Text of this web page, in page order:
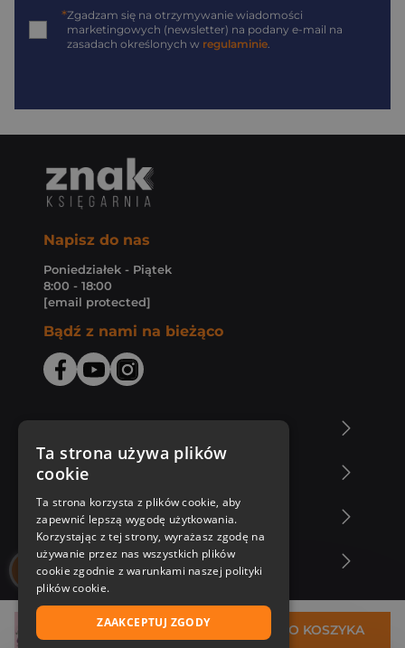
30,99 zł DO KOSZYKA
*Zgadzam się na otrzymywanie wiadomości
marketingowych (newsletter) na podany e-mail na
zasadach określonych w regulaminie
Napisz do nas
Poniedziałek - Piątek
8:00 - 18:00
[email protected]
Bądź z nami na bieżąco
Zakupy u nas
Nasza oferta
Nasi autorzy
Ta strona używa plików
cookie
Ta strona korzysta z plików cookie, aby
zapewnić lepszą wygodę użytkowania.
Korzystając z tej strony, wyrażasz zgodę na
używanie przez nas wszystkich plików
cookie zgodnie z warunkami naszej polityki
plików cookie.
ZAAKCEPTUJ ZGODY